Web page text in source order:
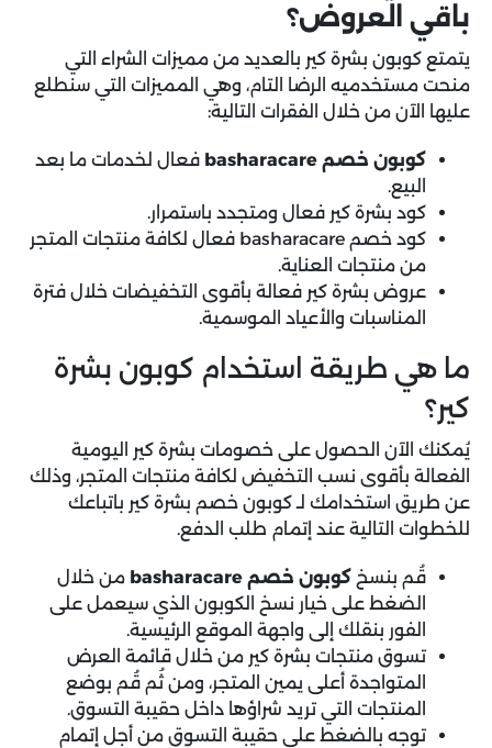
باقي العروض؟
يتمتع كوبون بشرة كير بالعديد من مميزات الشراء التي
منحت مستخدميه الرضا التام، وهي المميزات التي سنطلع
عليها الآن من خلال الفقرات التالية:
كوبون خصم basharacare
فعال لخدمات ما بعد
البيع.
كود بشرة كير فعال ومتجدد باستمرار.
كود خصم basharacare فعال لكافة منتجات المتجر
من منتجات العناية.
عروض بشرة كير فعالة بأقوى التخفيضات خلال فترة
المناسبات والأعياد الموسمية.
ما هي طريقة استخدام كوبون بشرة
كير؟
يُمكنك الآن الحصول على خصومات بشرة كير اليومية
الفعالة بأقوى نسب التخفيض لكافة منتجات المتجر، وذلك
عن طريق استخدامك لـ كوبون خصم بشرة كير باتباعك
للخطوات التالية عند إتمام طلب الدفع.
قُم بنسخ كوبون خصم basharacare
من خلال
الضغط على خيار نسخ الكوبون الذي سيعمل على
الفور بنقلك إلى واجهة الموقع الرئيسية.
تسوق منتجات بشرة كير من خلال قائمة العرض
المتواجدة أعلى يمين المتجر، ومن ثُم قُم بوضع
المنتجات التي تريد شراؤها داخل حقيبة التسوق.
توجه بالضغط على حقيبة التسوق من أجل إتمام